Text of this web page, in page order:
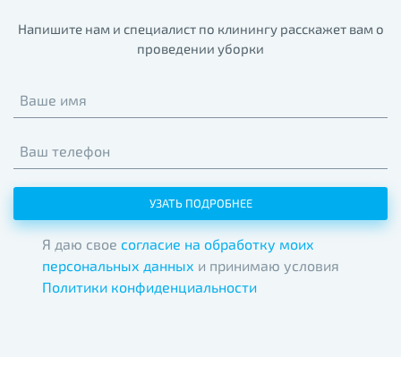
Напишите нам и специалист по клинингу расскажет вам о
проведении уборки
Ваше имя
Ваш телефон
УЗАТЬ ПОДРОБНЕЕ
Я даю свое согласие на обработку моих
персональных данных и принимаю условия
Политики конфиденциальности